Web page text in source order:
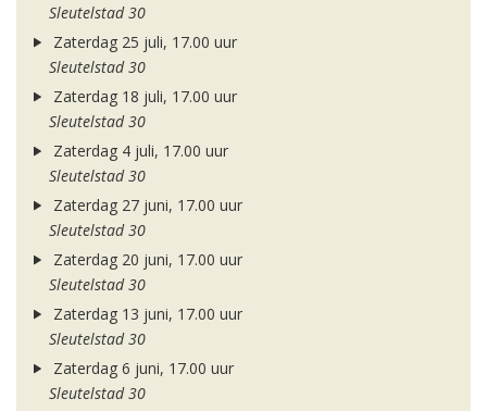
Sleutelstad 30
Zaterdag 25 juli, 17.00 uur
Sleutelstad 30
Zaterdag 18 juli, 17.00 uur
Sleutelstad 30
Zaterdag 4 juli, 17.00 uur
Sleutelstad 30
Zaterdag 27 juni, 17.00 uur
Sleutelstad 30
Zaterdag 20 juni, 17.00 uur
Sleutelstad 30
Zaterdag 13 juni, 17.00 uur
Sleutelstad 30
Zaterdag 6 juni, 17.00 uur
Sleutelstad 30